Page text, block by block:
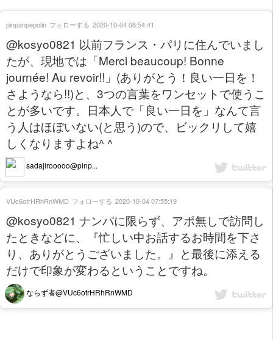
@kosyo0821 以前フランス・パリに住んでいまし
たが、現地では「Merci beaucoup! Bonne
journée! Au revoir!!」(ありがとう！良い一日を！
さようなら!!)と、3つの言葉をワンセットで使うこ
とが多いです。日本人で「良い一日を」なんて言
う人はほぼいない(と思う)ので、ビックリして嬉
しくなりますよね^ ^
sadajirooooo@pinp...
pinpanpepolin フォローする 2020-10-04 08:54:41
@kosyo0821 ナンパに限らず、アポ無しで訪問し
たときなどに、『忙しい中お話するお時間を下さ
り、ありがとうございました。』と最後に添える
だけで印象が変わるということですね。
ならず者@VUc6ofrHRhRnWMD
VUc6ofrHRhRnWMD フォローする 2020-10-04 07:55:19